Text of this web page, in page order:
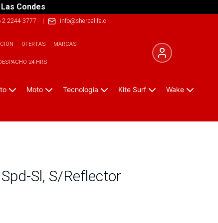
Condes
2 2244 3777 | info@sherpalife.cl
OFERTAS MARCAS
24 HRS
Moto Tecnologia Kite Surf Wake
Sl, S/Reflector